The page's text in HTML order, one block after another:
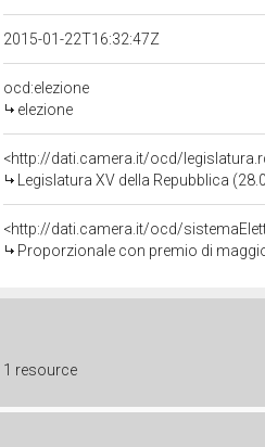
2015-01-22T16:32:47Z
ocd:elezione
elezione
<http://dati.camera.it/ocd/
Legislatura XV della Repubblica
<http://dati.camera.it/ocd/
Proporzionale con premio di
1 resource